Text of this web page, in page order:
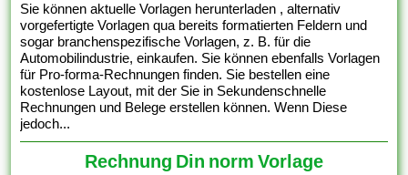
Sie können aktuelle Vorlagen herunterladen , alternativ
vorgefertigte Vorlagen qua bereits formatierten Feldern und
sogar branchenspezifische Vorlagen, z. B. für die
Automobilindustrie, einkaufen. Sie können ebenfalls Vorlagen
für Pro-forma-Rechnungen finden. Sie bestellen eine
kostenlose Layout, mit der Sie in Sekundenschnelle
Rechnungen und Belege erstellen können. Wenn Diese
jedoch...
Rechnung Din norm Vorlage